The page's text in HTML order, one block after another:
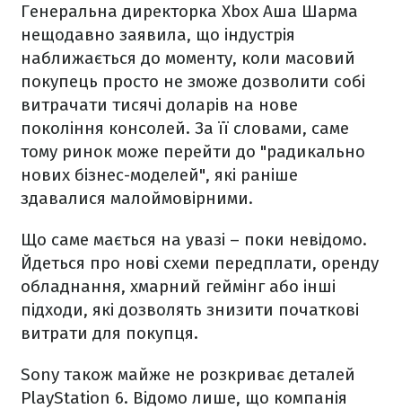
Генеральна директорка Xbox Аша Шарма
нещодавно заявила, що індустрія
наближається до моменту, коли масовий
покупець просто не зможе дозволити собі
витрачати тисячі доларів на нове
покоління консолей. За її словами, саме
тому ринок може перейти до "радикально
нових бізнес-моделей", які раніше
здавалися малоймовірними.
Що саме мається на увазі – поки невідомо.
Йдеться про нові схеми передплати, оренду
обладнання, хмарний геймінг або інші
підходи, які дозволять знизити початкові
витрати для покупця.
Sony також майже не розкриває деталей
PlayStation 6. Відомо лише, що компанія